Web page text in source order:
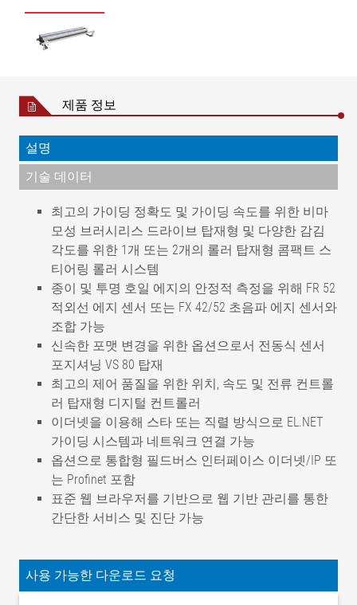
제품 정보
설명
기술 데이터
최고의 가이딩 정확도 및 가이딩 속도를 위한 비마
모성 브러시리스 드라이브 탑재형 및 다양한 감김
각도를 위한 1개 또는 2개의 롤러 탑재형 콤팩트 스
티어링 롤러 시스템
종이 및 투명 호일 에지의 안정적 측정을 위해 FR 52
적외선 에지 센서 또는 FX 42/52 초음파 에지 센서와
조합 가능
신속한 포맷 변경을 위한 옵션으로서 전동식 센서
포지셔닝 VS 80 탑재
최고의 제어 품질을 위한 위치, 속도 및 전류 컨트롤
러 탑재형 디지털 컨트롤러
이더넷을 이용해 스타 또는 직렬 방식으로 EL.NET
가이딩 시스템과 네트워크 연결 가능
옵션으로 통합형 필드버스 인터페이스 이더넷/IP 또
는 Profinet 포함
표준 웹 브라우저를 기반으로 웹 기반 관리를 통한
간단한 서비스 및 진단 가능
결함 주파수
최대 2 Hz
정격 폭
400~2400mm
사용 가능한 다운로드 요청